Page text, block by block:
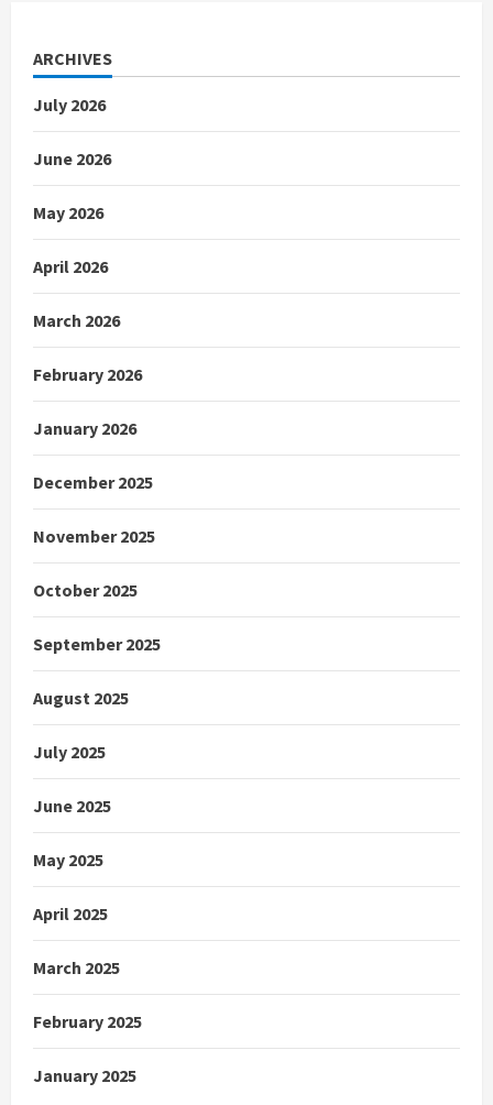
ARCHIVES
July 2026
June 2026
May 2026
April 2026
March 2026
February 2026
January 2026
December 2025
November 2025
October 2025
September 2025
August 2025
July 2025
June 2025
May 2025
April 2025
March 2025
February 2025
January 2025